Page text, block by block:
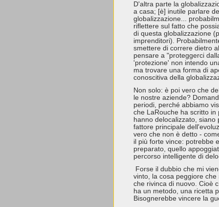
D'altra parte la
a casa; [è] inutile parlare
globalizzazione...
riflettere sul fatto che
di questa globalizzazione
imprenditori).
smettere di correre dietro
pensare a "proteggerci
'protezione' non intendo
ma trovare una forma di
conoscitiva della
Non solo: è poi vero che
le nostre aziende?
periodi, perché abbiamo
che LaRouche ha scritto
hanno delocalizzato,
fattore principale
vero che non è detto -
il più forte vince: potrebbe
preparato, quello
percorso intelligente di
Forse il dubbio che mi
vinto, la cosa peggiore
che rivinca di nuovo. Cioè
ha un metodo, una ricetta
Bisognerebbe vincere la